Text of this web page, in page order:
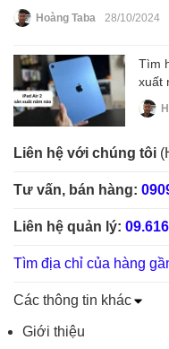
Hoàng Taba 28/10/2024
Tìm
xuất
Liên hệ với chúng tôi
Tư vấn, bán hàng:
Liên hệ quản lý:
Tìm địa chỉ của hàng
Các thông tin khác
Giới thiệu